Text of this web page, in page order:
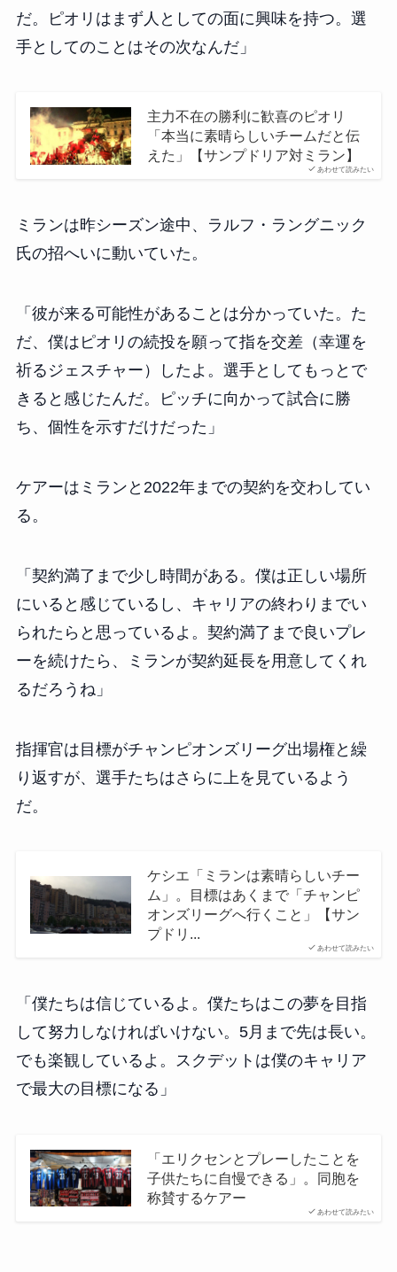
だ。ピオリはまず人としての面に興味を持つ。選
手としてのことはその次なんだ」
あわせて読みたい
主力不在の勝利に歓喜のピオリ
「本当に素晴らしいチームだと伝
えた」【サンプドリア対ミラン】
ミランは昨シーズン途中、ラルフ・ラングニック
氏の招へいに動いていた。
「彼が来る可能性があることは分かっていた。た
だ、僕はピオリの続投を願って指を交差（幸運を
祈るジェスチャー）したよ。選手としてもっとで
きると感じたんだ。ピッチに向かって試合に勝
ち、個性を示すだけだった」
ケアーはミランと2022年までの契約を交わしてい
る。
「契約満了まで少し時間がある。僕は正しい場所
にいると感じているし、キャリアの終わりまでい
られたらと思っているよ。契約満了まで良いプレ
ーを続けたら、ミランが契約延長を用意してくれ
るだろうね」
指揮官は目標がチャンピオンズリーグ出場権と繰
り返すが、選手たちはさらに上を見ているよう
だ。
あわせて読みたい
ケシエ「ミランは素晴らしいチー
ム」。目標はあくまで「チャンピ
オンズリーグへ行くこと」【サン
プドリ...
「僕たちは信じているよ。僕たちはこの夢を目指
して努力しなければいけない。5月まで先は長い。
でも楽観しているよ。スクデットは僕のキャリア
で最大の目標になる」
あわせて読みたい
「エリクセンとプレーしたことを
子供たちに自慢できる」。同胞を
称賛するケアー